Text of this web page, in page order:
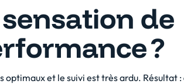
de
?
optimaux et le suivi est très ardu. Résultat :